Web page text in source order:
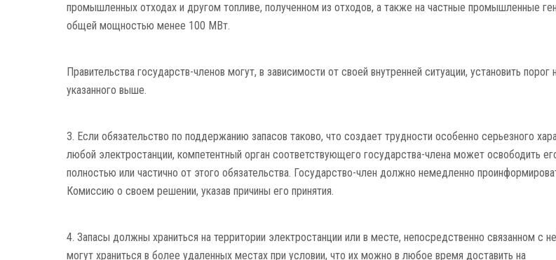
промышленных отходах и другом топливе, полученном из отходов, а также на частные промышленные
общей мощностью менее 100 МВт.
Правительства государств-членов могут, в зависимости от своей внутренней ситуации, установить порог
указанного выше.
3. Если обязательство по поддержанию запасов таково, что создает трудности особенно серьезного
любой электростанции, компетентный орган соответствующего государства-члена может освободить
полностью или частично от этого обязательства. Государство-член должно немедленно
Комиссию о своем решении, указав причины его принятия.
4. Запасы должны храниться на территории электростанции или в месте, непосредственно связанном с
могут храниться в более удаленных местах при условии, что их можно в любое время доставить на